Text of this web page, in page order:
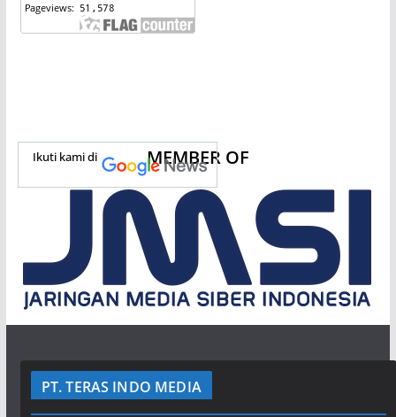
Ikuti kami di MEMBER OF
PT. TERAS INDO MEDIA